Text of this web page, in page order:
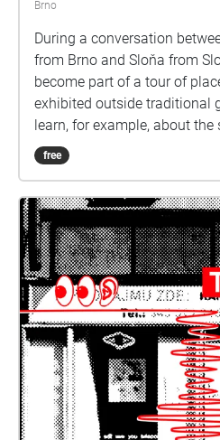
Brno
During a conversation
from Brno and Sloňa from
become part of a tour of
exhibited outside traditional
learn, for example, about the
mobile, or abandoned
tour, they can even get
free